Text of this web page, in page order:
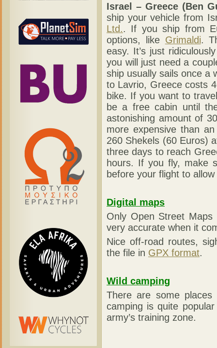
Israel – Greece (Ben
ship your vehicle from
Ltd.. If you ship from
options, like Grimaldi.
easy. It’s just
you will just need a
ship usually sails once a
to Lavrio, Greece costs
bike. If you want to
be a free cabin until
astonishing amount of
more expensive than
260 Shekels (60 Euros)
three days to reach
hours. If you fly, make
before your flight to
Digital maps
Only Open Street
very accurate when it
Nice off-road routes,
the file in GPX format.
Wild camping
There are some
camping is quite
army’s training zone.